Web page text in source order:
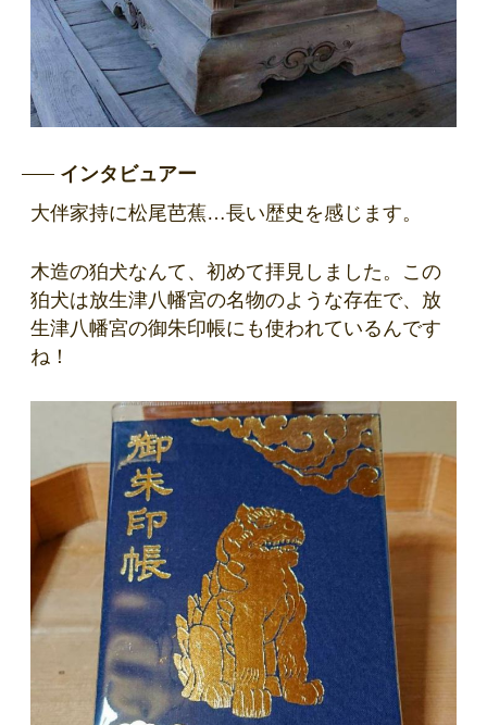
インタビュアー
大伴家持に松尾芭蕉…長い歴史を感じます。
木造の狛犬なんて、初めて拝見しました。この
狛犬は放生津八幡宮の名物のような存在で、放
生津八幡宮の御朱印帳にも使われているんです
ね！